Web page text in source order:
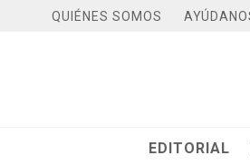
QUIÉNES SOMOS
EDITORIAL